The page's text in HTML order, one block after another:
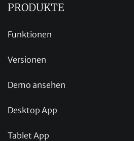
PRODUKTE
Funktionen
Versionen
Demo ansehen
Desktop App
Tablet App